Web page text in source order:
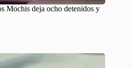
Mochis deja ocho detenidos y